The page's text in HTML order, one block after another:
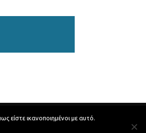
byMyCompany Projects
είστε ικανοποιημένοι με αυτό.